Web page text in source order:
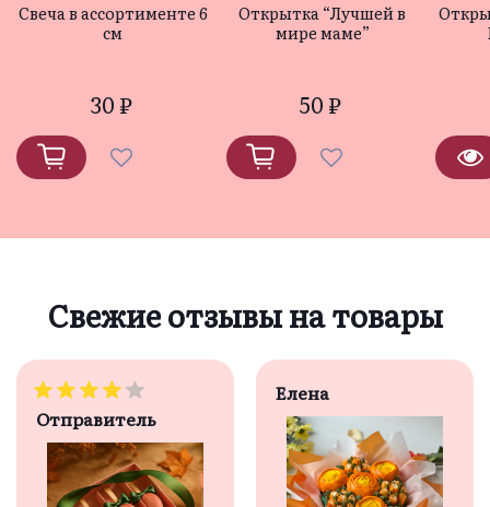
Свеча в ассортименте 6
см
30 ₽
Открытка “Лучшей в
мире маме”
50 ₽
Свежие отзывы на товары
Отправитель
Елена